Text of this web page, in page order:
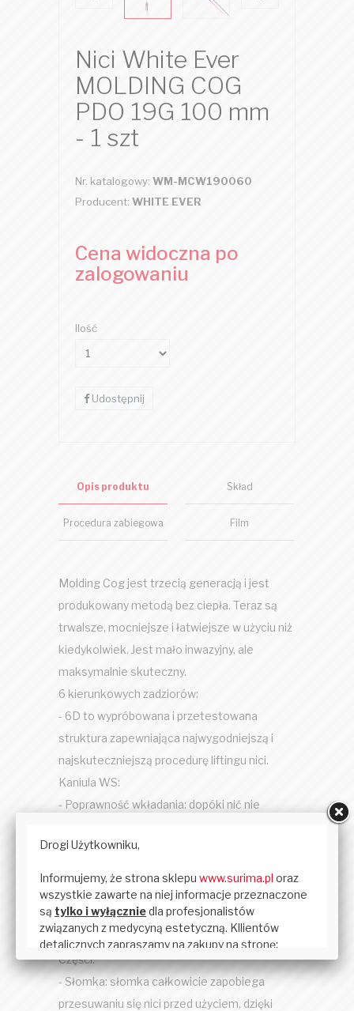
Nici White Ever
MOLDING COG
PDO 19G 100 mm
- 1 szt
Nr. katalogowy: WM-MCW190060
Producent: WHITE EVER
Cena widoczna po
zalogowaniu
Ilość
Udostępnij
Opis produktu Skład
Procedura zabiegowa Film
Molding Cog jest trzecią generacją i jest
produkowany metodą bez ciepła. Teraz są
trwalsze, mocniejsze i łatwiejsze w użyciu niż
kiedykolwiek. Jest mało inwazyjny, ale
maksymalnie skuteczny.
6 kierunkowych zadziorów:
- 6D to wypróbowana i przetestowana
struktura zapewniająca najwygodniejszą i
najskuteczniejszą procedurę liftingu nici.
Kaniula WS:
- Poprawność wkładania: dopóki nić nie
jest możliwe w przypadku nieprawidłowego
wprowadzenia.
- Płynne wprowadzenie nici: punkt wyjścia
kaniuli jest pochylony, co umożliwia płynne
wprowadzenie nici.
Części:
- Słomka: słomka całkowicie zapobiega
przesuwaniu się nici przed użyciem, dzięki